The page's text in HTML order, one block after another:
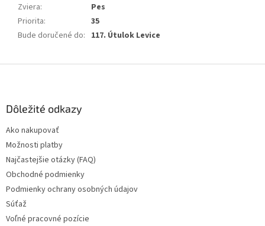
Zviera:
Pes
Priorita:
35
Bude doručené do: 117. Útulok Levice
Dôležité odkazy
Ako nakupovať
Možnosti platby
Najčastejšie otázky (FAQ)
Obchodné podmienky
Podmienky ochrany osobných údajov
Súťaž
Voľné pracovné pozície